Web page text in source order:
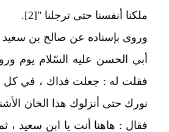
ملكنا أنفسنا حتى ترجلنا "[2]
.
وروى بإسناده عن صالح بن
أبي الحسن عليه السّلام يوم
فقلت له : جعلت فداك ، في كل
نورك حتى أنزلوك هذا الخان
فقال : هاهنا أنت يا ابن سعيد ،